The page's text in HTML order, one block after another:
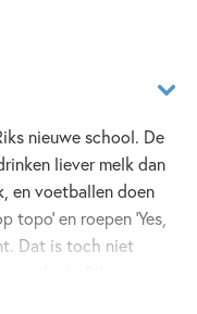
nieuwe school. De
liever melk dan
en voetballen doen
topo' en roepen 'Yes,
Dat is toch niet